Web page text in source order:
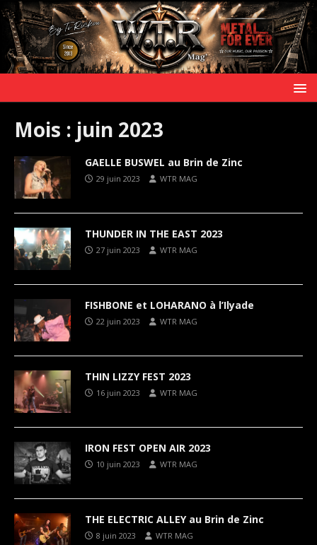
Mois : juin 2023
GAELLE BUSWEL au Brin de Zinc
29 juin 2023 WTR MAG
THUNDER IN THE EAST 2023
27 juin 2023 WTR MAG
FISHBONE et LOHARANO à l’Ilyade
22 juin 2023 WTR MAG
THIN LIZZY FEST 2023
16 juin 2023 WTR MAG
IRON FEST OPEN AIR 2023
10 juin 2023 WTR MAG
THE ELECTRIC ALLEY au Brin de Zinc
8 juin 2023 WTR MAG